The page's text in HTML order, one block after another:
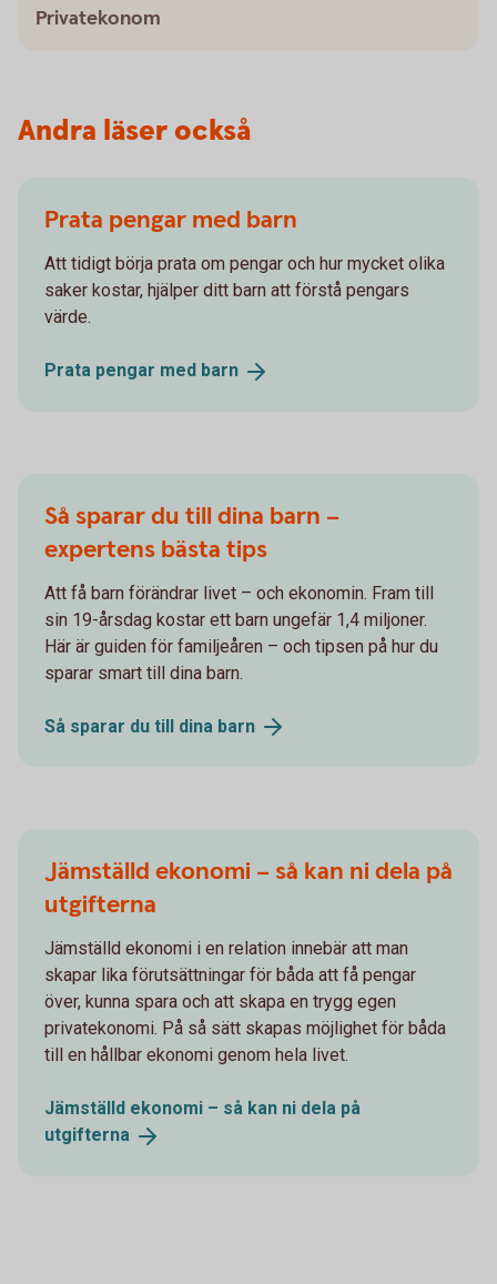
Privatekonom
Andra läser också
Prata pengar med barn
Att tidigt börja prata om pengar och hur mycket olika
saker kostar, hjälper ditt barn att förstå pengars
värde.
Prata pengar med barn
Så sparar du till dina barn –
expertens bästa tips
Att få barn förändrar livet – och ekonomin. Fram till
sin 19-årsdag kostar ett barn ungefär 1,4 miljoner.
Här är guiden för familjeåren – och tipsen på hur du
sparar smart till dina barn.
Så sparar du till dina barn
Jämställd ekonomi – så kan ni dela på
utgifterna
Jämställd ekonomi i en relation innebär att man
skapar lika förutsättningar för båda att få pengar
över, kunna spara och att skapa en trygg egen
privatekonomi. På så sätt skapas möjlighet för båda
till en hållbar ekonomi genom hela livet.
Jämställd ekonomi – så kan ni dela på
utgifterna